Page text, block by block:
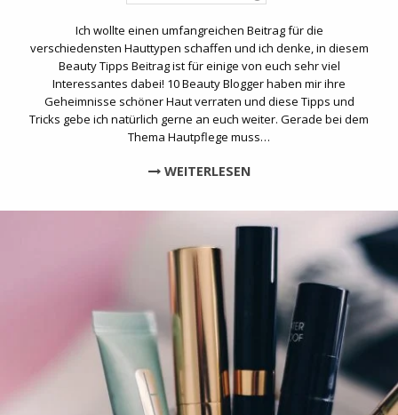
Ich wollte einen umfangreichen Beitrag für die
verschiedensten Hauttypen schaffen und ich denke, in diesem
Beauty Tipps Beitrag ist für einige von euch sehr viel
Interessantes dabei! 10 Beauty Blogger haben mir ihre
Geheimnisse schöner Haut verraten und diese Tipps und
Tricks gebe ich natürlich gerne an euch weiter. Gerade bei dem
Thema Hautpflege muss…
WEITERLESEN